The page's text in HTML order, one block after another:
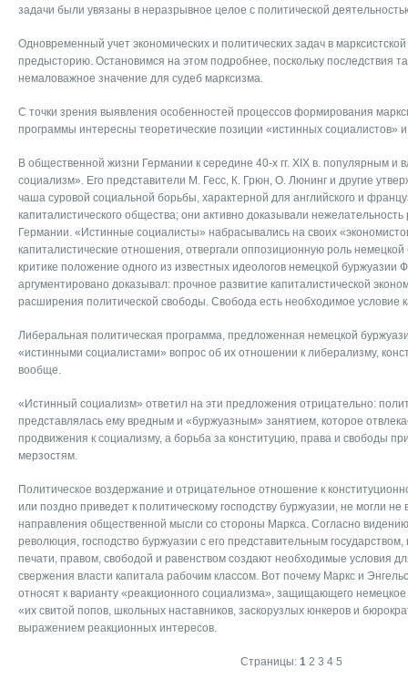
задачи были увязаны в неразрывное целое с политической
Одновременный учет экономических и политических задач в
предысторию. Остановимся на этом подробнее, поскольку последствия
немаловажное значение для судеб марксизма.
С точки зрения выявления особенностей процессов формирования
программы интересны теоретические позиции «истинных социалистов»
В общественной жизни Германии к середине 40-х гг. XIX в. популярным и
социализм». Его представители М. Гесс, К. Грюн, О. Люнинг и другие
чаша суровой социальной борьбы, характерной для английского и
капиталистического общества; они активно доказывали
Германии. «Истинные социалисты» набрасывались на своих
капиталистические отношения, отвергали оппозиционную роль
критике положение одного из известных идеологов немецкой буржуазии
аргументировано доказывал: прочное развитие капиталистической
расширения политической свободы. Свобода есть необходимое условие
Либеральная политическая программа, предложенная немецкой
«истинными социалистами» вопрос об их отношении к либерализму,
вообще.
«Истинный социализм» ответил на эти предложения отрицательно:
представлялась ему вредным и «буржуазным» занятием, которое
продвижения к социализму, а борьба за конституцию, права и свободы
мерзостям.
Политическое воздержание и отрицательное отношение к
или поздно приведет к политическому господству буржуазии, не могли не
направления общественной мысли со стороны Маркса. Согласно
революция, господство буржуазии с его представительным
печати, правом, свободой и равенством создают необходимые условия
свержения власти капитала рабочим классом. Вот почему Маркс и
относят к варианту «реакционного социализма», защищающего
«их свитой попов, школьных наставников, заскорузлых юнкеров и
выражением реакционных интересов.
Страницы: 1 2 3 4 5